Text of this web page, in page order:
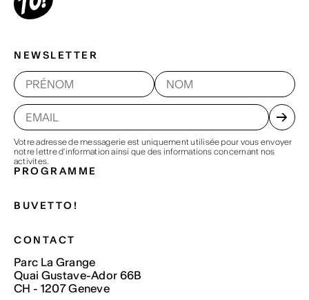
NEWSLETTER
Votre adresse de messagerie est uniquement utilisée pour vous envoyer
notre lettre d'information ainsi que des informations concernant nos
activites.
PROGRAMME
BUVETTO!
CONTACT
Parc La Grange
Quai Gustave-Ador 66B
CH - 1207 Geneve